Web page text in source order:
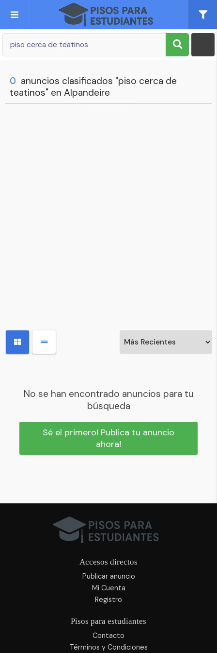
Publica tu Anuncio
Mi cuenta
0 anuncios clasificados "piso cerca de
teatinos" en Alpandeire
No se han encontrado anuncios para tu
búsqueda
Sé el primero! Publica tu anuncio
ahora!
Accesos directos
Publicar anuncio
Mi Cuenta
Registro
Pisos para estudiantes
Contacto
Términos y Condiciones